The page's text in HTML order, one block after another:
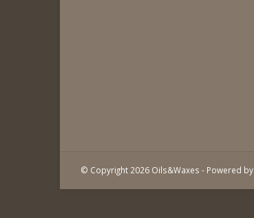
© Copyright 2026 Oils&Waxes - Powered by